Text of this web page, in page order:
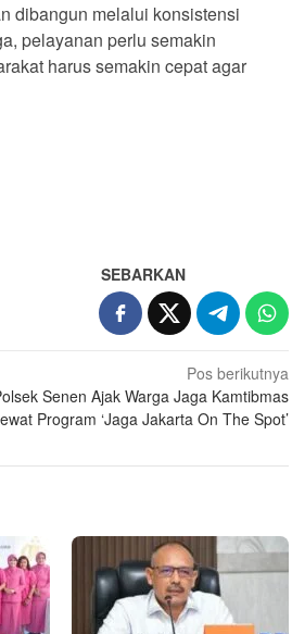
dibangun melalui konsistensi
pelayanan perlu semakin
harus semakin cepat agar
SEBARKAN
Pos berikutnya
Senen Ajak Warga Jaga Kamtibmas
Program ‘Jaga Jakarta On The Spot’